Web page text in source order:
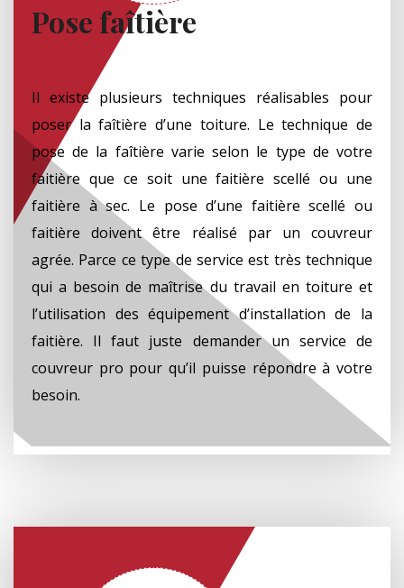
Pose faîtière
Il existe plusieurs techniques réalisables pour
poser la faîtière d’une toiture. Le technique de
pose de la faîtière varie selon le type de votre
faitière que ce soit une faitière scellé ou une
faitière à sec. Le pose d’une faitière scellé ou
faitière doivent être réalisé par un couvreur
agrée. Parce ce type de service est très technique
qui a besoin de maîtrise du travail en toiture et
l’utilisation des équipement d’installation de la
faitière. Il faut juste demander un service de
couvreur pro pour qu’il puisse répondre à votre
besoin.